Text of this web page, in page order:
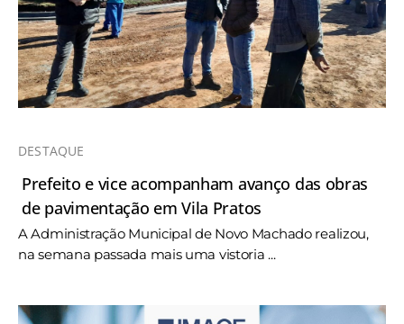
DESTAQUE
Prefeito e vice acompanham avanço das obras
de pavimentação em Vila Pratos
A Administração Municipal de Novo Machado realizou,
na semana passada mais uma vistoria ...